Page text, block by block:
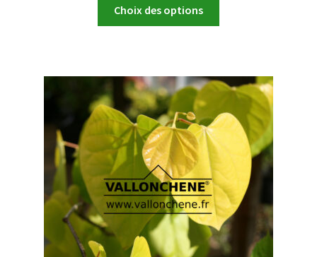
Choix des options
Les
options
peuvent
être
choisies
sur
la
page
du
produit